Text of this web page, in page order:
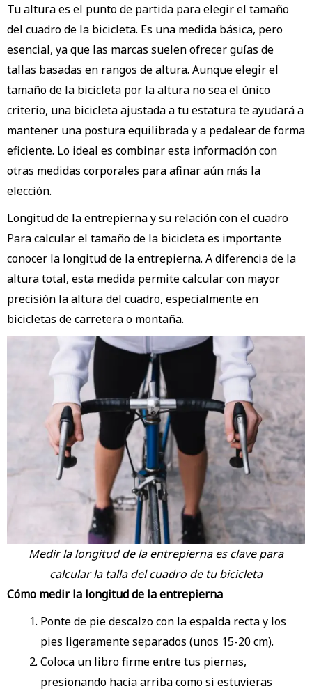
Tu altura es el punto de partida para elegir el tamaño
del cuadro de la bicicleta. Es una medida básica, pero
esencial, ya que las marcas suelen ofrecer guías de
tallas basadas en rangos de altura. Aunque elegir el
tamaño de la bicicleta por la altura no sea el único
criterio, una bicicleta ajustada a tu estatura te ayudará a
mantener una postura equilibrada y a pedalear de forma
eficiente. Lo ideal es combinar esta información con
otras medidas corporales para afinar aún más la
elección.
Longitud de la entrepierna y su relación con el cuadro
Para calcular el tamaño de la bicicleta es importante
conocer la longitud de la entrepierna. A diferencia de la
altura total, esta medida permite calcular con mayor
precisión la altura del cuadro, especialmente en
bicicletas de carretera o montaña.
Medir la longitud de la entrepierna es clave para
calcular la talla del cuadro de tu bicicleta
Cómo medir la longitud de la entrepierna
Ponte de pie descalzo con la espalda recta y los
pies ligeramente separados (unos 15-20 cm).
Coloca un libro firme entre tus piernas,
presionando hacia arriba como si estuvieras